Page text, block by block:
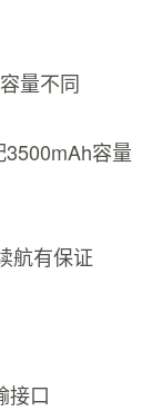
量不同
容量
航有保证
接口